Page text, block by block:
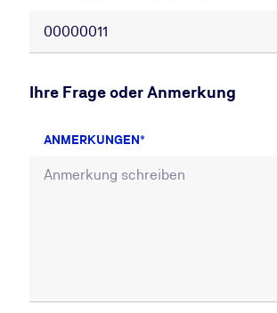
Ihre Frage oder Anmerkung
ANMERKUNGEN